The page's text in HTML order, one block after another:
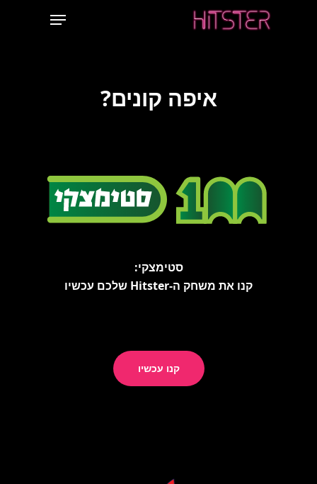
Menu
איפה קונים?
סטימצקי:
קנו את משחק ה-Hitster שלכם עכשיו
קנו עכשיו